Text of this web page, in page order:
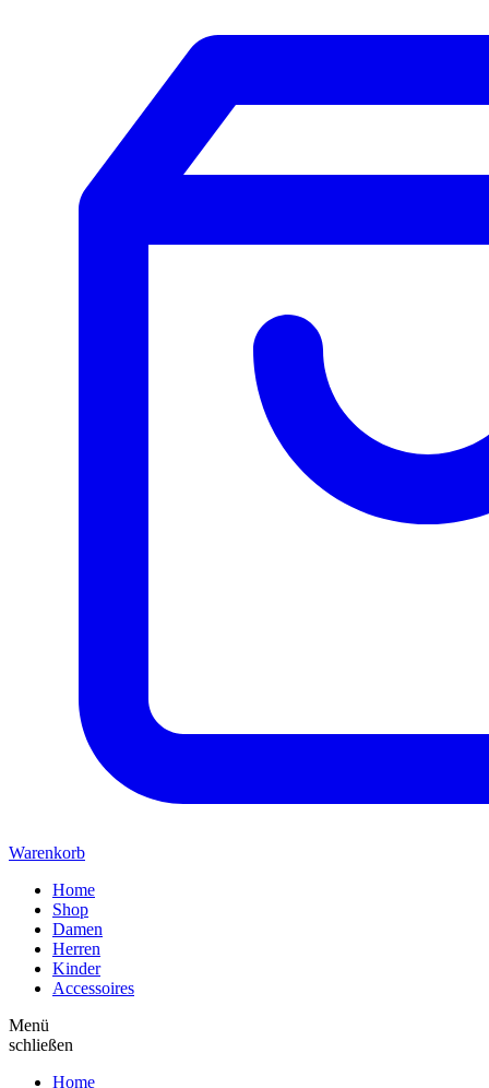
Warenkorb
Home
Shop
Damen
Herren
Kinder
Accessoires
Menü
schließen
Home